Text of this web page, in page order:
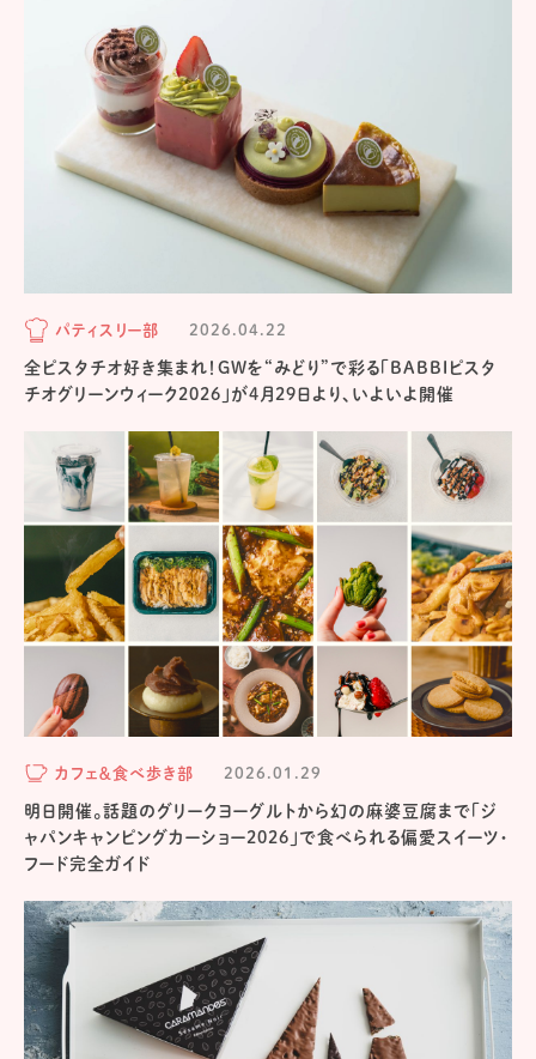
パティスリー部 2026.04.22
全ピスタチオ好き集まれ！GWを“みどり”で彩る「BABBIピスタ
チオグリーンウィーク2026」が4月29日より、いよいよ開催
カフェ＆食べ歩き部 2026.01.29
明日開催。話題のグリークヨーグルトから幻の麻婆豆腐まで「ジ
ャパンキャンピングカーショー2026」で食べられる偏愛スイーツ・
フード完全ガイド